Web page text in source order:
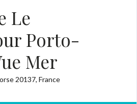
Le
Porto-
Mer
20137, France